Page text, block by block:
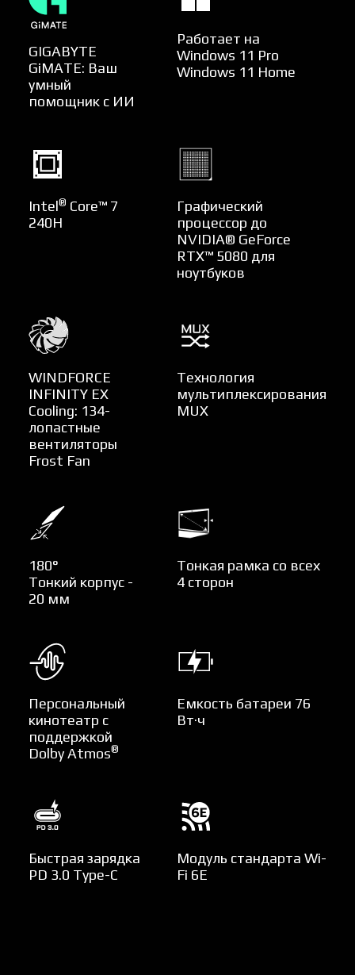
GIGABYTE
GiMATE: Ваш
умный
помощник с ИИ
Работает на
Windows 11 Pro
Windows 11 Home
Intel® Core™ 7
240H
Графический
процессор до
NVIDIA® GeForce
RTX™ 5080 для
ноутбуков
WINDFORCE
INFINITY EX
Cooling: 134-
лопастные
вентиляторы
Frost Fan
Технология
мультиплексирования
MUX
180°
Тонкий корпус -
20 мм
Тонкая рамка со всех
4 сторон
Персональный
кинотеатр с
поддержкой
Dolby Atmos®
Емкость батареи 76
Вт·ч
Быстрая зарядка
PD 3.0 Type-C
Модуль стандарта Wi-
Fi 6E